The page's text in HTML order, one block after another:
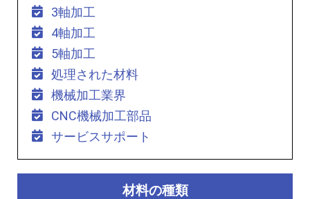
3軸加工
4軸加工
5軸加工
処理された材料
機械加工業界
CNC機械加工部品
サービスサポート
材料の種類